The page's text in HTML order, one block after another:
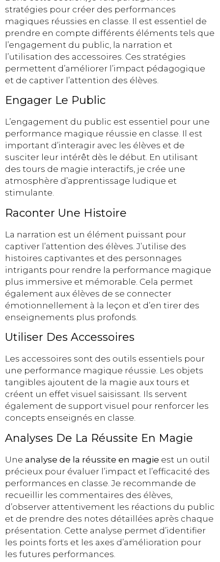
stratégies pour créer des performances
magiques réussies en classe. Il est essentiel de
prendre en compte différents éléments tels que
l’engagement du public, la narration et
l’utilisation des accessoires. Ces stratégies
permettent d’améliorer l’impact pédagogique
et de captiver l’attention des élèves.
Engager Le Public
L’engagement du public est essentiel pour une
performance magique réussie en classe. Il est
important d’interagir avec les élèves et de
susciter leur intérêt dès le début. En utilisant
des tours de magie interactifs, je crée une
atmosphère d’apprentissage ludique et
stimulante.
Raconter Une Histoire
La narration est un élément puissant pour
captiver l’attention des élèves. J’utilise des
histoires captivantes et des personnages
intrigants pour rendre la performance magique
plus immersive et mémorable. Cela permet
également aux élèves de se connecter
émotionnellement à la leçon et d’en tirer des
enseignements plus profonds.
Utiliser Des Accessoires
Les accessoires sont des outils essentiels pour
une performance magique réussie. Les objets
tangibles ajoutent de la magie aux tours et
créent un effet visuel saisissant. Ils servent
également de support visuel pour renforcer les
concepts enseignés en classe.
Analyses De La Réussite En Magie
Une analyse de la réussite en magie est un outil
précieux pour évaluer l’impact et l’efficacité des
performances en classe. Je recommande de
recueillir les commentaires des élèves,
d’observer attentivement les réactions du public
et de prendre des notes détaillées après chaque
présentation. Cette analyse permet d’identifier
les points forts et les axes d’amélioration pour
les futures performances.